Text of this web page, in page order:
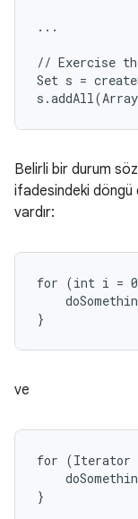
...
// Exercise
Set s =
Belirli bir durum
ifadesindeki döngü
vardır:
for (int i =
}
ve
for
}